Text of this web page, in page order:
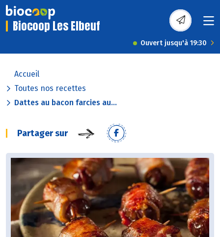
Biocoop Les Elbeuf
Ouvert jusqu'à 19:30
Accueil
Toutes nos recettes
Dattes au bacon farcies au...
Partager sur